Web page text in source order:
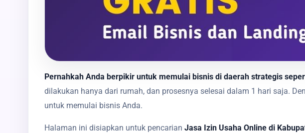
Pernahkah Anda berpikir untuk memulai bisnis di daerah strategis
dilakukan hanya dari rumah, dan prosesnya selesai dalam 1 hari saja.
untuk memulai bisnis Anda.
Halaman ini disiapkan untuk pencarian Jasa Izin Usaha Online di